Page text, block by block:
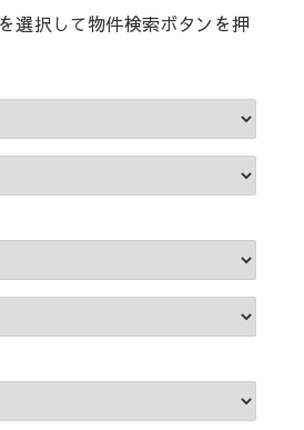
ド)
選択して物件検索ボタンを押